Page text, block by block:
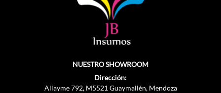
NUESTRO SHOWROOM
Dirección:
Allayme 792, M5521 Guaymallén, Mendoza